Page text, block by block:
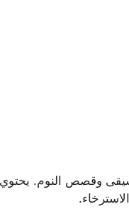
وقصص النوم.